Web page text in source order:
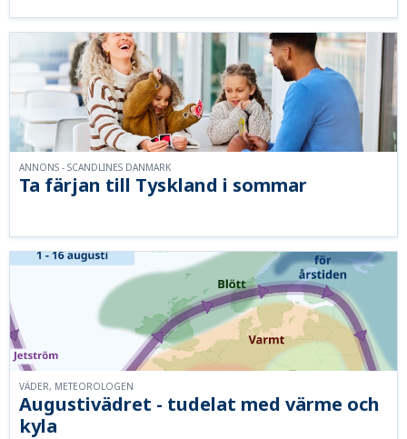
Ta färjan till Tyskland i sommar
ANNONS - SCANDLINES DANMARK
Augustivädret - tudelat med värme och
kyla
VÄDER, METEOROLOGEN